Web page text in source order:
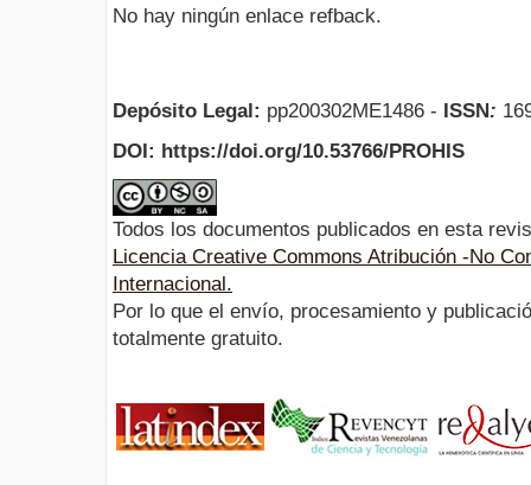
No hay ningún enlace refback.
Depósito Legal: pp200302ME1486 - ISSN:
DOI: https://doi.org/10.53766/PROHIS
Todos los documentos publicados en esta
Licencia Creative Commons Atribución -No
Internacional.
Por lo que el envío, procesamiento y
totalmente gratuito.